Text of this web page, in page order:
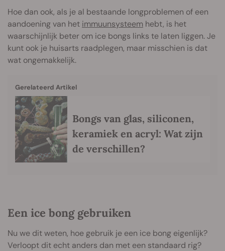
Hoe dan ook, als je al bestaande longproblemen of een
aandoening van het immuunsysteem hebt, is het
waarschijnlijk beter om ice bongs links te laten liggen. Je
kunt ook je huisarts raadplegen, maar misschien is dat
wat ongemakkelijk.
Gerelateerd Artikel
Bongs van glas, siliconen,
keramiek en acryl: Wat zijn
de verschillen?
Een ice bong gebruiken
Nu we dit weten, hoe gebruik je een ice bong eigenlijk?
Verloopt dit echt anders dan met een standaard rig?